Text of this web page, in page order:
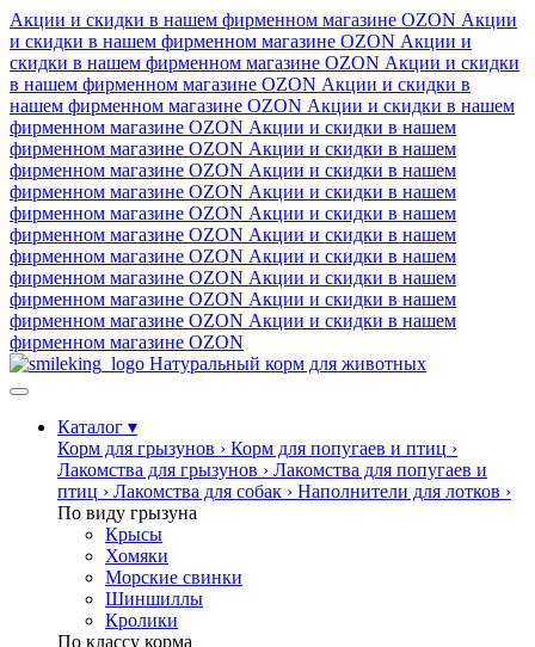
Акции и скидки в нашем фирменном магазине OZON Акции
и скидки в нашем фирменном магазине OZON Акции и
скидки в нашем фирменном магазине OZON Акции и скидки
в нашем фирменном магазине OZON Акции и скидки в
нашем фирменном магазине OZON Акции и скидки в нашем
фирменном магазине OZON Акции и скидки в нашем
фирменном магазине OZON Акции и скидки в нашем
фирменном магазине OZON Акции и скидки в нашем
фирменном магазине OZON Акции и скидки в нашем
фирменном магазине OZON Акции и скидки в нашем
фирменном магазине OZON Акции и скидки в нашем
фирменном магазине OZON Акции и скидки в нашем
фирменном магазине OZON Акции и скидки в нашем
фирменном магазине OZON Акции и скидки в нашем
фирменном магазине OZON Акции и скидки в нашем
фирменном магазине OZON
Натуральный корм для животных
Каталог ▾
Корм для грызунов › Корм для попугаев и птиц ›
Лакомства для грызунов › Лакомства для попугаев и
птиц › Лакомства для собак › Наполнители для лотков ›
По виду грызуна
Крысы
Хомяки
Морские свинки
Шиншиллы
Кролики
По классу корма